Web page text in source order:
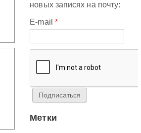
новых записях на почту:
E-mail *
Метки